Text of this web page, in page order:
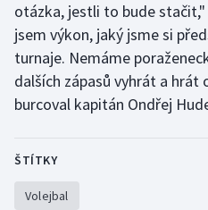
Rychlostní kanoistika
Short track
Sportovní střelba
Stolní tenis
Triatlon
otázka, jestli to bude
jsem výkon, jaký jsme si
turnaje. Nemáme
dalších zápasů vyhrát a hrát
burcoval kapitán Ondřej
ŠTÍTKY
Volejbal